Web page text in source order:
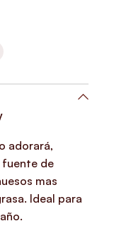
adorará,
de
mas
Ideal para